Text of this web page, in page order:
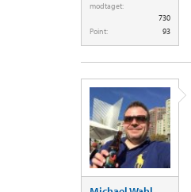
modtaget:
730
Point:
93